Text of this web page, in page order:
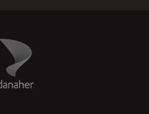
Danaher Logo